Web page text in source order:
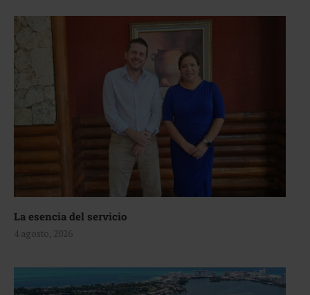
La esencia del servicio
4 agosto, 2026